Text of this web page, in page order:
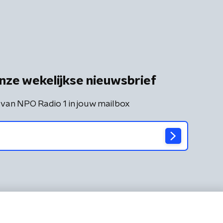
wekelijkse nieuwsbrief
NPO Radio 1 in jouw mailbox